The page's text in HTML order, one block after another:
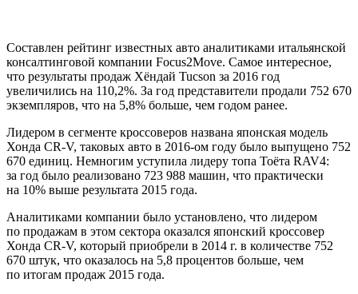
Составлен рейтинг известных авто аналитиками итальянской
консалтинговой компании Focus2Move. Самое интересное,
что результаты продаж Хёндай Tucson за 2016 год
увеличились на 110,2%. За год представители продали 752 670
экземпляров, что на 5,8% больше, чем годом ранее.
Лидером в сегменте кроссоверов названа японская модель
Хонда CR-V, таковых авто в 2016-ом году было выпущено 752
670 единиц. Немногим уступила лидеру топа Тоёта RAV4:
за год было реализовано 723 988 машин, что практически
на 10% выше результата 2015 года.
Аналитиками компании было установлено, что лидером
по продажам в этом сектора оказался японский кроссовер
Хонда CR-V, который приобрели в 2014 г. в количестве 752
670 штук, что оказалось на 5,8 процентов больше, чем
по итогам продаж 2015 года.